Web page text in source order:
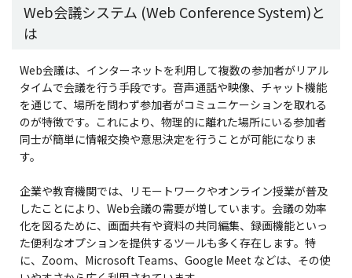
Web会議システム (Web Conference System)と
は
Web会議は、インターネットを利用して複数の参加者がリアル
タイムで会議を行う手段です。音声通話や映像、チャット機能
を通じて、場所を問わず参加者がコミュニケーションを取れる
のが特徴です。これにより、物理的に離れた場所にいる参加者
同士が簡単に情報交換や意思決定を行うことが可能になりま
す。
企業や教育機関では、リモートワークやオンライン授業が普及
したことにより、Web会議の需要が増しています。会議の効率
化を図るために、画面共有や資料の共同編集、録画機能といっ
た便利なオプションを提供するツールも多く存在します。特
に、Zoom、Microsoft Teams、Google Meet などは、その使